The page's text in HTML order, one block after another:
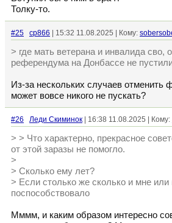
Толку-то.
#25 cp866 | 15:32 11.08.2025 | Кому:
> где мать ветерана и инвалида сво,
референдума на Донбассе не
Из-за нескольких случаев отменить
может вовсе никого не пускать?
#26 Леди Скиминок | 16:38 11.08.2025 | Кому:
> > Что характерно, прекрасное
от этой заразы не помогло.
>
> Сколько ему лет?
> Если столько же сколько и мне
поспособствовало
Мммм, и каким образом интересно